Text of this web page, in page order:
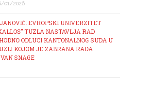
01/2026
EVROPSKI UNIVERZITET
TUZLA NASTAVLJA RAD
ODLUCI KANTONALNOG SUDA U
KOJOM JE ZABRANA RADA
SNAGE